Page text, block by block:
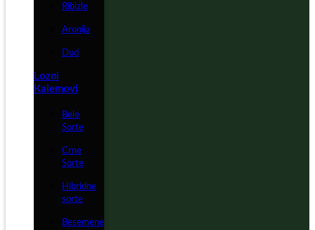
Ribizle
Aronija
Dud
Lozni
Kalemovi
Bele
Sorte
Crne
Sorte
Hibridne
sorte
Besemene